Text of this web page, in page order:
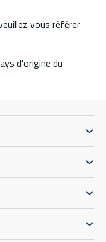
vous référer
d'origine du